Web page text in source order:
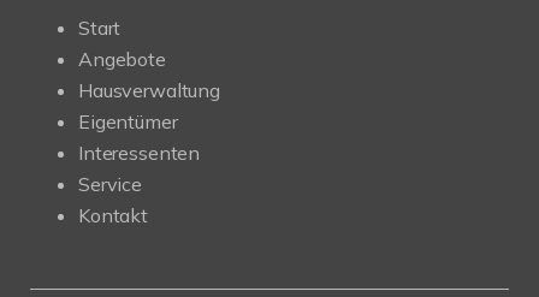
Start
Angebote
Hausverwaltung
Eigentümer
Interessenten
Service
Kontakt